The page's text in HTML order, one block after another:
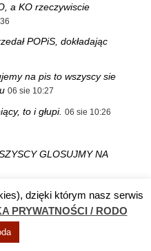
a KO rzeczywiscie
POPiS, dokładając
na pis to wszyscy sie
06 sie 10:27
to i głupi. 06 sie 10:26
GLOSUJMY NA
jest odwrotnie. W
wieśki kierują strumyk
działało do puki
dzięki którym nasz serwis
PRYWATNOŚCI / RODO